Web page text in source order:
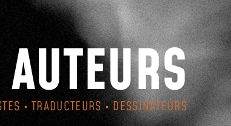
AUTEURS
• TRADUCTEURS • DESSINATEURS